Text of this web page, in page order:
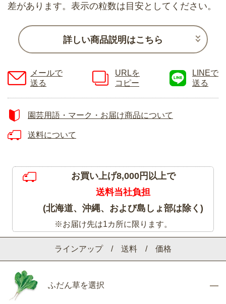
ラインアップ / 送料 / 価格
ふだん草を選択
差があります。表示の粒数は目安としてください。
詳しい商品説明はこちら
メールで
送る
URLを
コピー
LINEで
送る
園芸用語・マーク・お届け商品について
送料について
お買い上げ8,000円以上で
送料当社負担
(北海道、沖縄、および島しょ部は除く)
※お届け先は1カ所に限ります。